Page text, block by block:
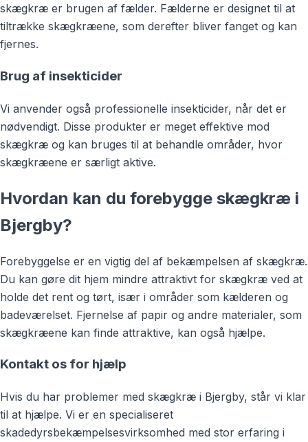
skægkræ er brugen af fælder. Fælderne er designet til at
tiltrække skægkræene, som derefter bliver fanget og kan
fjernes.
Brug af insekticider
Vi anvender også professionelle insekticider, når det er
nødvendigt. Disse produkter er meget effektive mod
skægkræ og kan bruges til at behandle områder, hvor
skægkræene er særligt aktive.
Hvordan kan du forebygge skægkræ i
Bjergby?
Forebyggelse er en vigtig del af bekæmpelsen af skægkræ.
Du kan gøre dit hjem mindre attraktivt for skægkræ ved at
holde det rent og tørt, især i områder som kælderen og
badeværelset. Fjernelse af papir og andre materialer, som
skægkræene kan finde attraktive, kan også hjælpe.
Kontakt os for hjælp
Hvis du har problemer med skægkræ i Bjergby, står vi klar
til at hjælpe. Vi er en specialiseret
skadedyrsbekæmpelsesvirksomhed med stor erfaring i